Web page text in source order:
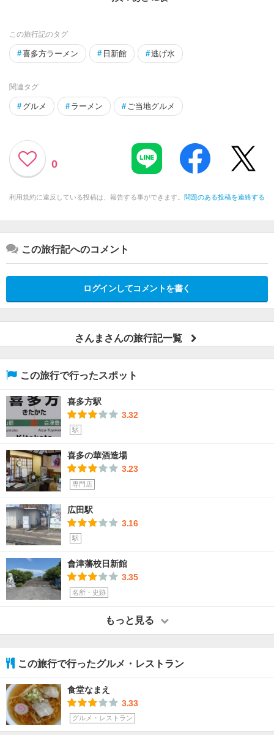
この旅行記のタグ
#喜多方ラーメン # 日新館 #逃げ水
関連タグ
# グルメ # ラーメン # ご当地グルメ
0
利用規約に違反している投稿は、報告する事ができます。 問題のある投稿を連絡する
この旅行記へのコメント
ログインしてコメントを書く
さんまさんの旅行記一覧
この旅行で行ったスポット
喜多方駅
3.32
駅
喜多の華酒造場
3.23
専門店
広田駅
3.16
駅
會津藩校日新館
3.35
名所・史跡
もっと見る
この旅行で行ったグルメ・レストラン
食堂なまえ
3.33
グルメ・レストラン